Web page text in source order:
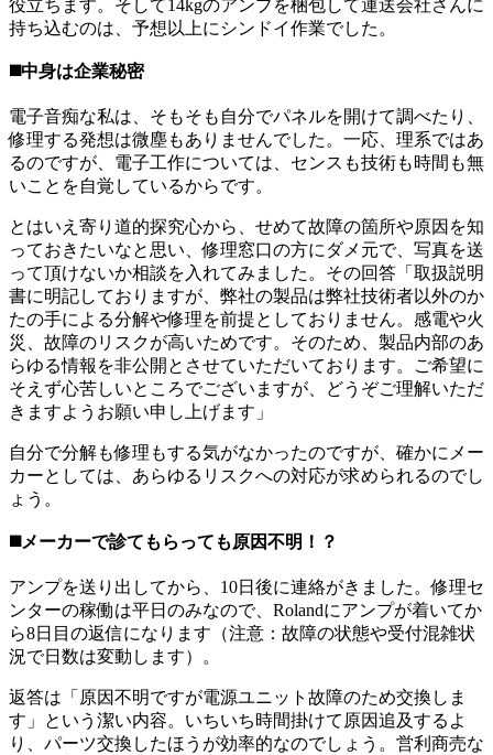
役立ちます。そして14kgのアンプを梱包して運送会社さんに
持ち込むのは、予想以上にシンドイ作業でした。
◼️中身は企業秘密
電子音痴な私は、そもそも自分でパネルを開けて調べたり、
修理する発想は微塵もありませんでした。一応、理系ではあ
るのですが、電子工作については、センスも技術も時間も無
いことを自覚しているからです。
とはいえ寄り道的探究心から、せめて故障の箇所や原因を知
っておきたいなと思い、修理窓口の方にダメ元で、写真を送
って頂けないか相談を入れてみました。その回答「取扱説明
書に明記しておりますが、弊社の製品は弊社技術者以外のか
たの手による分解や修理を前提としておりません。感電や火
災、故障のリスクが高いためです。そのため、製品内部のあ
らゆる情報を非公開とさせていただいております。ご希望に
そえず心苦しいところでございますが、どうぞご理解いただ
きますようお願い申し上げます」
自分で分解も修理もする気がなかったのですが、確かにメー
カーとしては、あらゆるリスクへの対応が求められるのでし
ょう。
◼️メーカーで診てもらっても原因不明！？
アンプを送り出してから、10日後に連絡がきました。修理セ
ンターの稼働は平日のみなので、Rolandにアンプが着いてか
ら8日目の返信になります（注意：故障の状態や受付混雑状
況で日数は変動します）。
返答は「原因不明ですが電源ユニット故障のため交換しま
す」という潔い内容。いちいち時間掛けて原因追及するよ
り、パーツ交換したほうが効率的なのでしょう。営利商売な